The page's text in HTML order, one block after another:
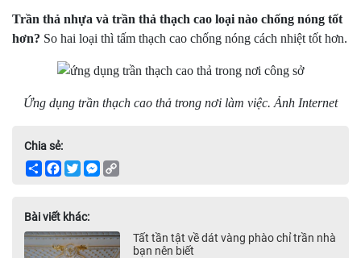
Trần thả nhựa và trần thả thạch cao loại nào chống nóng tốt
hơn? So hai loại thì tấm thạch cao chống nóng cách nhiệt tốt hơn.
Ứng dụng trần thạch cao thả trong nơi làm việc. Ảnh Internet
Chia sẻ:
ShareFacebook
TwitterMessenger
Bài viết khác:
Tất tần tật về dát vàng phào chỉ trần nhà
bạn nên biết